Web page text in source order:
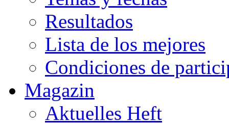
Resultados
Lista de los mejores
Condiciones de
Magazin
Aktuelles Heft